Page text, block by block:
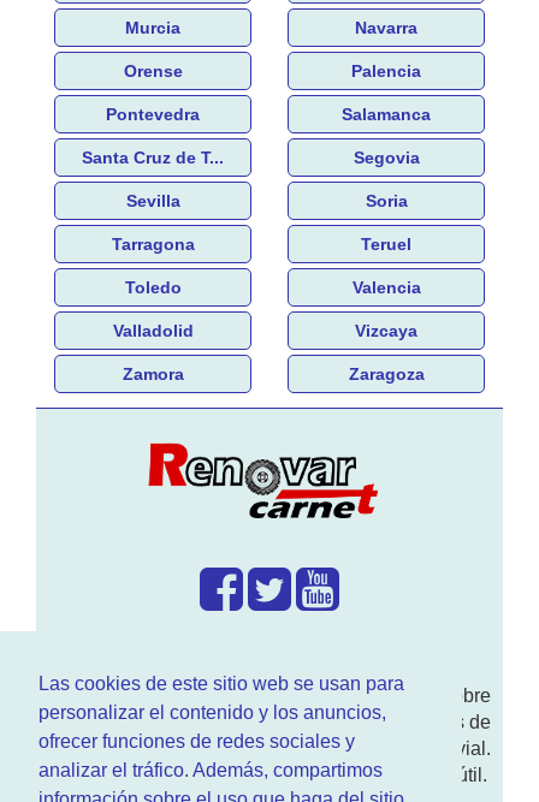
Las cookies de este sitio web se usan para
personalizar el contenido y los anuncios,
ofrecer funciones de redes sociales y
analizar el tráfico. Además, compartimos
Murcia Navarra
Orense Palencia
Pontevedra Salamanca
Santa Cruz de T... Segovia
Sevilla Soria
Tarragona Teruel
Toledo Valencia
Valladolid Vizcaya
Zamora Zaragoza
Enwww.RenovarCarnet.comTe contamos sobre
larenovación del permisode conducir, noticias de
actualidad motor y sobre todo seguridad vial.
Ademas tenemos todo tipo de información DGT útil.